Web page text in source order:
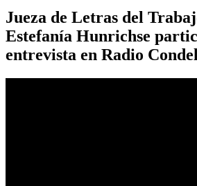
Jueza de Letras del
Estefanía Hunrichse
entrevista en Radio